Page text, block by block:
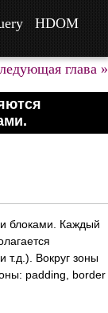
HDOM
глава »
блоками. Каждый
т.д.). Вокруг зоны
padding, border